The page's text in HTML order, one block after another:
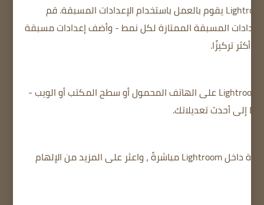
قم
المسبقة الممتازة لكل نمط - وأضف إعدادات مسبقة
تركيزًا.
يمكنك المتابعة من حيث توقفت باستخدام Lightroom على الهاتف المحمول أو سطح المكتب أو الويب -
إلى أحدث تعديلاتك.
جرب البرامج التعليمية التفصيلية خطوة بخطوة داخل Lightroom مباشرةً ، واعثر على المزيد من الإلهام